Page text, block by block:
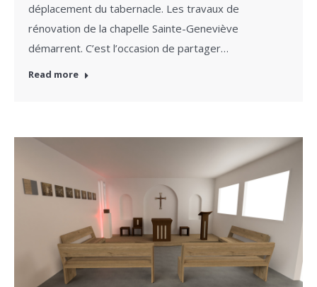
déplacement du tabernacle. Les travaux de
rénovation de la chapelle Sainte-Geneviève
démarrent. C’est l’occasion de partager…
Read more